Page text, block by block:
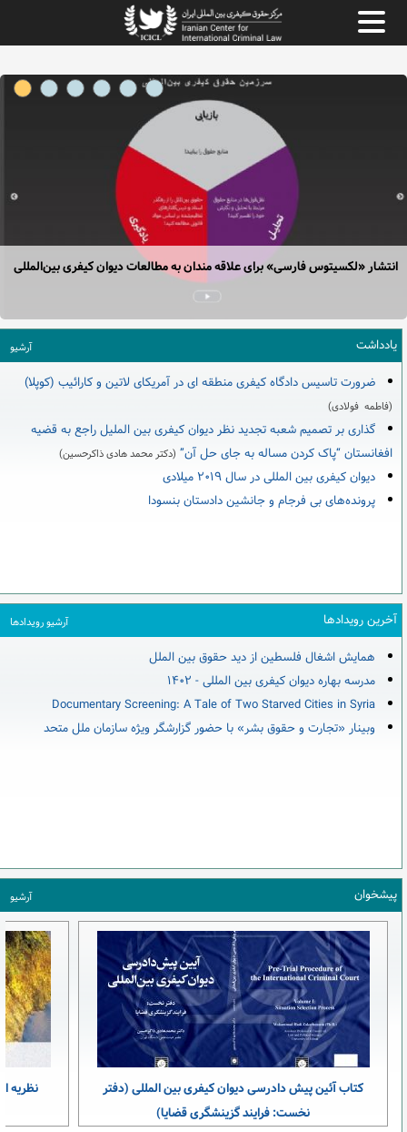
انتشار «لکسیتوس فارسی» برای علاقه مندان به مطالعات دیوان کیفری بین‌المللی
یادداشت آرشیو
ضرورت تاسیس دادگاه کیفری منطقه ­ای در آمریکای لاتین و کارائیب (کوپلا)
(فاطمه فولادی)
گذاری بر تصمیم شعبه تجدید نظر دیوان کیفری بین الملیل راجع به قضیه
افغانستان “پاک کردن مساله به جای حل آن” (دکتر محمد هادی ذاکرحسین)
دیوان کیفری بین المللی در سال ۲۰۱۹ میلادی
پرونده‌های بی فرجام و جانشین دادستان بنسودا
آخرین رویدادها آرشیو رویدادها
همایش اشغال فلسطین از دید حقوق بین الملل
مدرسه بهاره دیوان کیفری بین المللی - ۱۴۰۲
Documentary Screening: A Tale of Two Starved Cities in Syria
وبینار «تجارت و حقوق بشر» با حضور گزارشگر ویژه سازمان ملل متحد
پیشخوان آرشیو
کتاب آئین پیش دادرسی دیوان کیفری بین المللی (دفتر
نخست: فرایند گزینشگری قضایا)
نظریه